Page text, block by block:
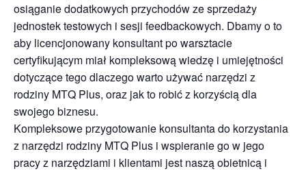
osiąganie dodatkowych przychodów ze sprzedaży
jednostek testowych i sesji feedbackowych. Dbamy o to
aby licencjonowany konsultant po warsztacie
certyfikującym miał kompleksową wiedzę i umiejętności
dotyczące tego dlaczego warto używać narzędzi z
rodziny MTQ Plus, oraz jak to robić z korzyścią dla
swojego biznesu.
Kompleksowe przygotowanie konsultanta do korzystania
z narzędzi rodziny MTQ Plus i wspieranie go w jego
pracy z narzędziami i klientami jest naszą obietnicą i